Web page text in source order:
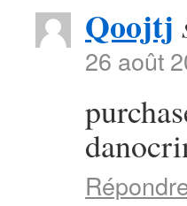
Qoojtj
26 août